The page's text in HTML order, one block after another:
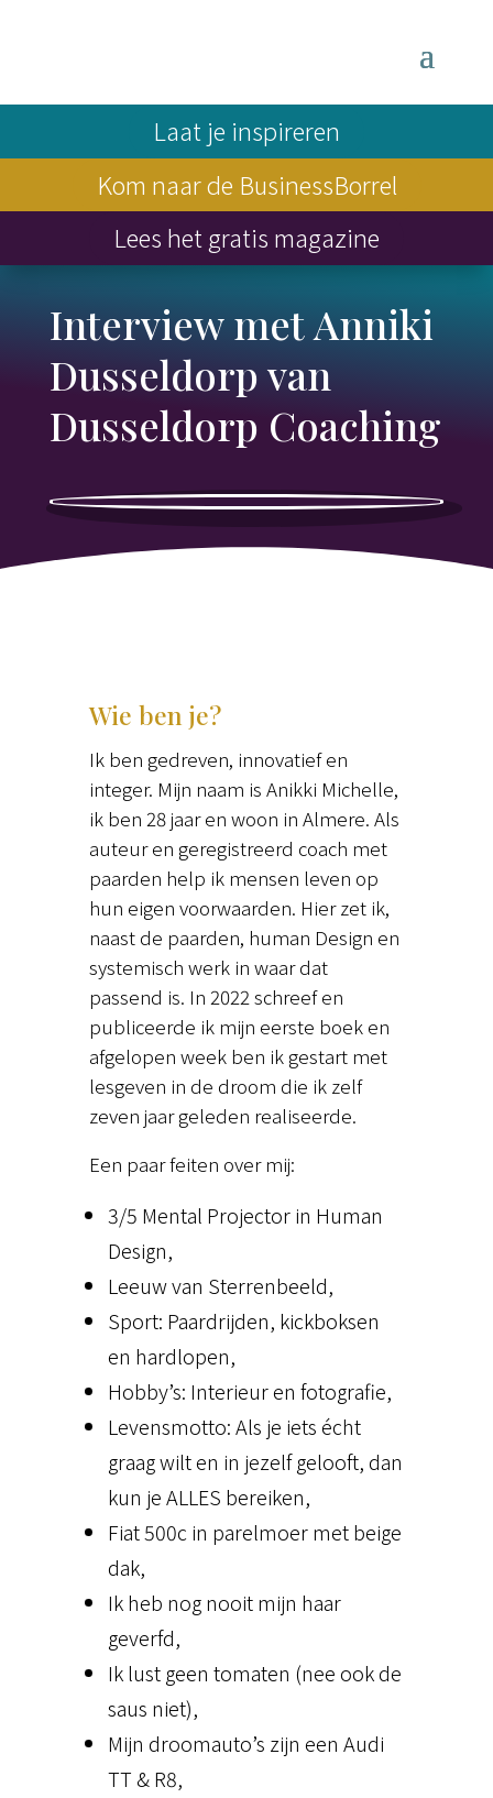
Laat je inspireren
Kom naar de BusinessBorrel
Lees het gratis magazine
Interview met Anniki
Dusseldorp van
Dusseldorp Coaching
Wie ben je?
Ik ben gedreven, innovatief en
integer. Mijn naam is Anikki Michelle,
ik ben 28 jaar en woon in Almere. Als
auteur en geregistreerd coach met
paarden help ik mensen leven op
hun eigen voorwaarden. Hier zet ik,
naast de paarden, human Design en
systemisch werk in waar dat
passend is. In 2022 schreef en
publiceerde ik mijn eerste boek en
afgelopen week ben ik gestart met
lesgeven in de droom die ik zelf
zeven jaar geleden realiseerde.
Een paar feiten over mij:
3/5 Mental Projector in Human
Design,
Leeuw van Sterrenbeeld,
Sport: Paardrijden, kickboksen
en hardlopen,
Hobby’s: Interieur en fotografie,
Levensmotto: Als je iets écht
graag wilt en in jezelf gelooft, dan
kun je ALLES bereiken,
Fiat 500c in parelmoer met beige
dak,
Ik heb nog nooit mijn haar
geverfd,
Ik lust geen tomaten (nee ook de
saus niet),
Mijn droomauto’s zijn een Audi
TT & R8,